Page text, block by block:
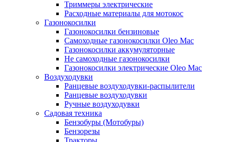
Триммеры электрические
Расходные материалы для мотокос
Газонокосилки
Газонокосилки бензиновые
Самоходные газонокосилки Oleo Mac
Газонокосилки аккумуляторные
Не самоходные газонокосилки
Газонокосилки электрические Oleo Mac
Воздуходувки
Ранцевые воздуходувки-распылители
Ранцевые воздуходувки
Ручные воздуходувки
Садовая техника
Бензобуры (Мотобуры)
Бензорезы
Тракторы